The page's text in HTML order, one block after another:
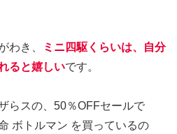
わき、
ミニ四駆くらいは、自分
ると嬉しいです。
らスの、50％OFFセールで
ボトルマン を買っているの